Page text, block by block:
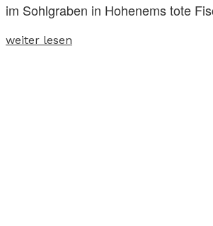
im Sohlgraben in Hohenems tote
weiter lesen